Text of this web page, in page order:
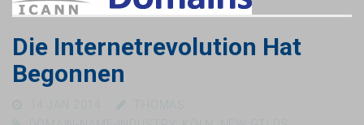
Die Internetrevolution Hat
Begonnen